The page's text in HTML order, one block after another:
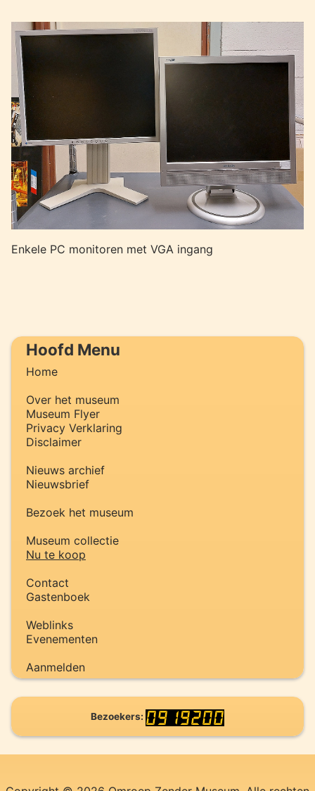
Hoofd Menu
Home
Over het museum
Museum Flyer
Privacy Verklaring
Disclaimer
Nieuws archief
Nieuwsbrief
Bezoek het museum
Museum collectie
Nu te koop
Contact
Gastenboek
Weblinks
Evenementen
Aanmelden
Enkele PC monitoren met VGA ingang
Bezoekers: